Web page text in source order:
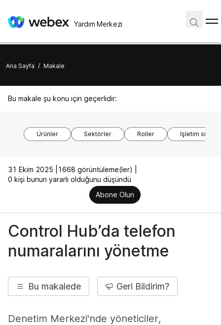
Yardım Merkezi
Ana Sayfa / Makale
Bu makale şu konu için geçerlidir:
Ürünler Sektörler Roller İşletim
31 Ekim 2025 |
1668 görüntüleme(ler) |
0 kişi bunun yararlı olduğunu düşündü
Abone Olun
Control Hub’da telefon
numaralarını yönetme
Bu makalede Geri Bildirim?
Denetim Merkezi'nde yöneticiler,